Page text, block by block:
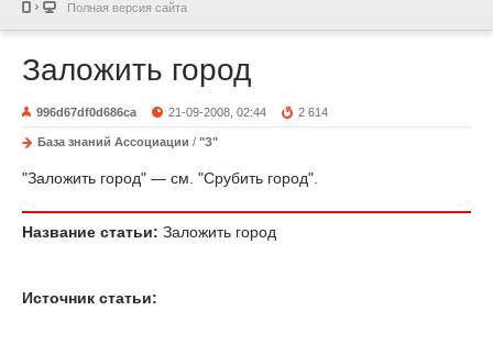
Полная версия сайта
Заложить город
996d67df0d686ca 21-09-2008, 02:44 2 614
База знаний Ассоциации / "З"
"Заложить город" — см. "Срубить город".
Название статьи: Заложить город
Источник статьи: